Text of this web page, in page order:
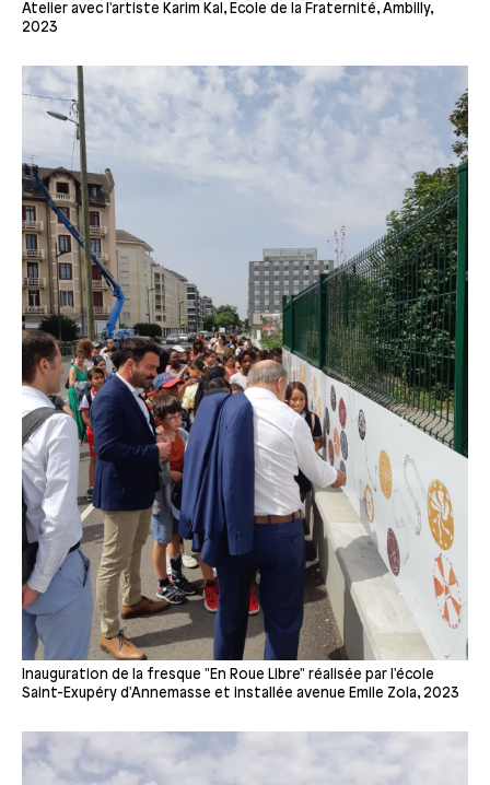
Atelier avec l'artiste Karim Kal, Ecole de la Fraternité, Ambilly,
2023
Inauguration de la fresque "En Roue Libre" réalisée par l'école
Saint-Exupéry d'Annemasse et installée avenue Emile Zola, 2023